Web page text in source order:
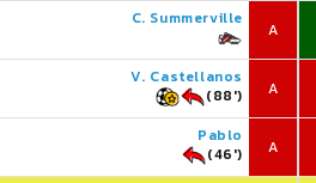
C. Summerville
A
V. Castellanos
(88')
A
Pablo
(46')
A